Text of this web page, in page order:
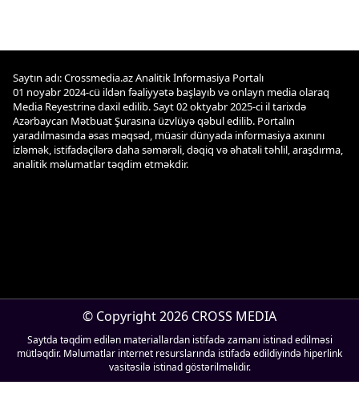
Saytın adı: Crossmedia.az Analitik İnformasiya Portalı
01 noyabr 2024-cü ildən fəaliyyətə başlayıb və onlayn media olaraq
Media Reyestrinə daxil edilib. Sayt 02 oktyabr 2025-ci il tarixdə
Azərbaycan Mətbuat Şurasına üzvlüyə qəbul edilib. Portalın
yaradılmasında əsas məqsəd, müasir dünyada informasiya axınını
izləmək, istifadəçilərə daha səmərəli, dəqiq və əhatəli təhlil, araşdırma,
analitik məlumatlar təqdim etməkdir.
© Copyright 2026 CROSS MEDIA
Saytda təqdim edilən materiallardan istifadə zamanı istinad edilməsi
mütləqdir. Məlumatlar internet resurslarında istifadə edildiyində hiperlink
vasitəsilə istinad göstərilməlidir.